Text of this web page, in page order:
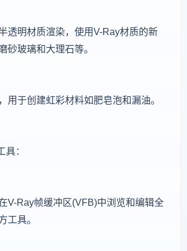
透明材质渲染，使用V-Ray材质的新
砂玻璃和大理石等。
用于创建虹彩材料如肥皂泡和漏油。
具：
V-Ray帧缓冲区(VFB)中浏览和编辑全
工具。